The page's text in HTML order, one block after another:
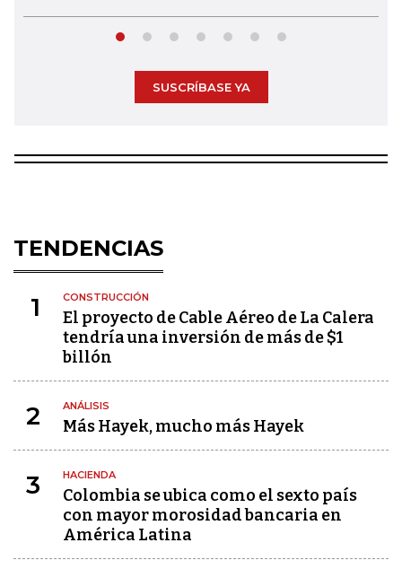
SUSCRÍBASE YA
TENDENCIAS
1 CONSTRUCCIÓN
El proyecto de Cable Aéreo de La Calera
tendría una inversión de más de $1
billón
2 ANÁLISIS
Más Hayek, mucho más Hayek
3 HACIENDA
Colombia se ubica como el sexto país
con mayor morosidad bancaria en
América Latina